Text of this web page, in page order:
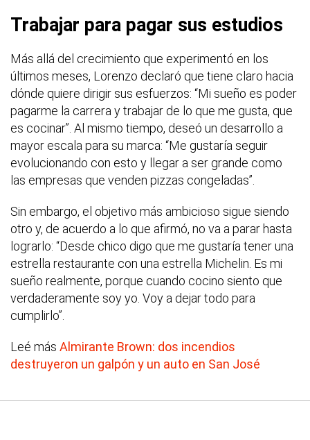
Trabajar para pagar sus estudios
Más allá del crecimiento que experimentó en los
últimos meses, Lorenzo declaró que tiene claro hacia
dónde quiere dirigir sus esfuerzos: “Mi sueño es poder
pagarme la carrera y trabajar de lo que me gusta, que
es cocinar”. Al mismo tiempo, deseó un desarrollo a
mayor escala para su marca: “Me gustaría seguir
evolucionando con esto y llegar a ser grande como
las empresas que venden pizzas congeladas”.
Sin embargo, el objetivo más ambicioso sigue siendo
otro y, de acuerdo a lo que afirmó, no va a parar hasta
lograrlo: “Desde chico digo que me gustaría tener una
estrella restaurante con una estrella Michelin. Es mi
sueño realmente, porque cuando cocino siento que
verdaderamente soy yo. Voy a dejar todo para
cumplirlo”.
Leé más Almirante Brown: dos incendios
destruyeron un galpón y un auto en San José